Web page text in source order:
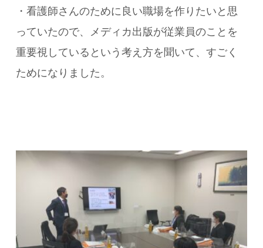
・看護師さんのために良い職場を作りたいと思
っていたので、メディカ出版が従業員のことを
重要視しているという考え方を聞いて、すごく
ためになりました。